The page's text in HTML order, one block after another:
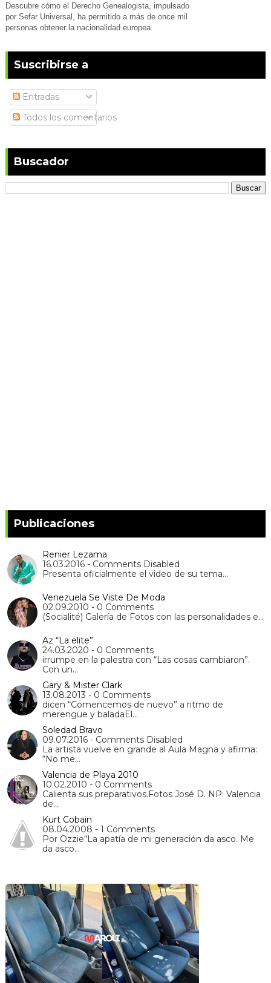
Descubre cómo el Derecho Genealogista, impulsado
por Sefar Universal, ha permitido a más de once mil
personas obtener la nacionalidad europea.
Suscribirse a
Entradas
Todos los comentarios
Buscador
Publicaciones
Renier Lezama
16.03.2016 - Comments Disabled
Presenta oficialmente el video de su tema…
Venezuela Se Viste De Moda
02.09.2010 - 0 Comments
(Socialité) Galería de Fotos con las personalidades e…
Az “La elite”
24.03.2020 - 0 Comments
irrumpe en la palestra con “Las cosas cambiaron”.
Con un…
Gary & Mister Clark
13.08.2013 - 0 Comments
dicen “Comencemos de nuevo” a ritmo de
merengue y baladaEl…
Soledad Bravo
09.07.2016 - Comments Disabled
La artista vuelve en grande al Aula Magna y afirma:
“No me…
Valencia de Playa 2010
10.02.2010 - 0 Comments
Calienta sus preparativos.Fotos José D. NP: Valencia
de…
Kurt Cobain
08.04.2008 - 1 Comments
Por Ozzie“La apatía de mi generación da asco. Me
da asco…